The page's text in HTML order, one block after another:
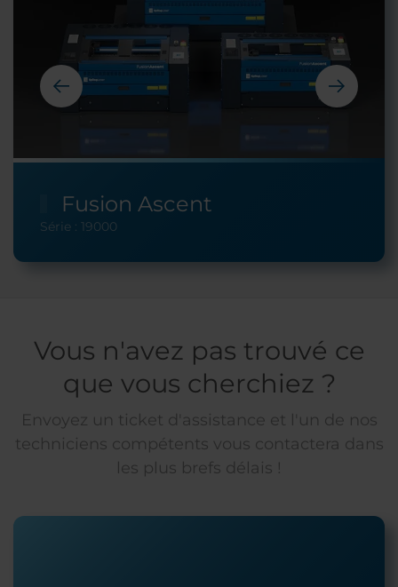
Fusion Ascent
Série : 19000
Vous n'avez pas trouvé ce
que vous cherchiez ?
Envoyez un ticket d'assistance et l'un de nos
techniciens compétents vous contactera dans
les plus brefs délais !